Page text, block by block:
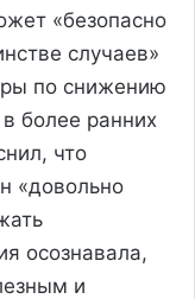
«безопасно
случаев»
по снижению
более ранних
что
«довольно
осознавала,
и